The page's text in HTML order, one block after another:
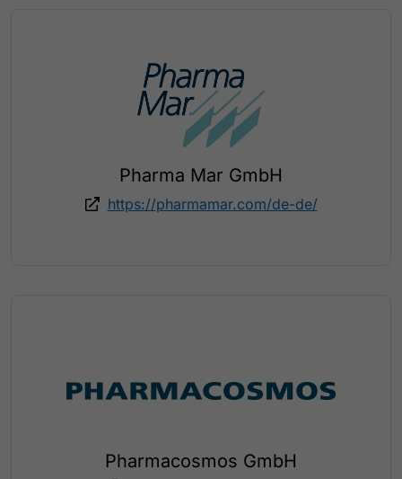
Pharma Mar GmbH
https://pharmamar.com/de-de/
Pharmacosmos GmbH